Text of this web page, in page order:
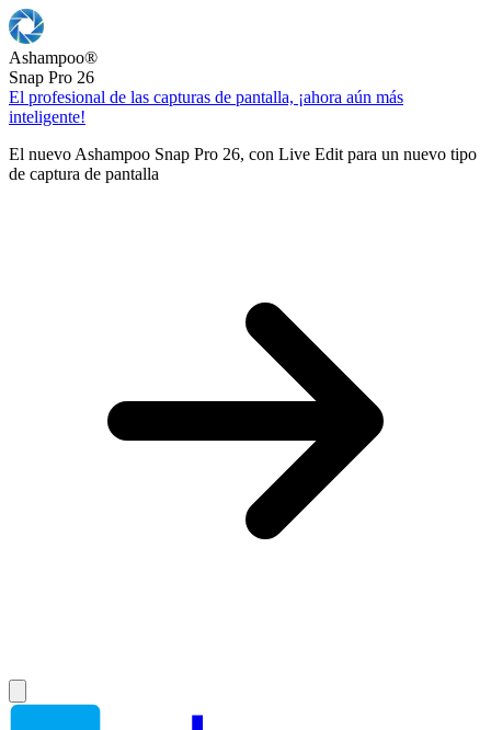
Ashampoo®
Snap Pro 26
El profesional de las capturas de pantalla, ¡ahora aún más
inteligente!
El nuevo Ashampoo Snap Pro 26, con Live Edit para un nuevo tipo
de captura de pantalla